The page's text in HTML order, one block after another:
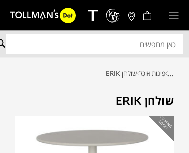
... פינות אוכל שולחן ERIK
שולחן ERIK
C
O
M
IN
G
S
O
O
N